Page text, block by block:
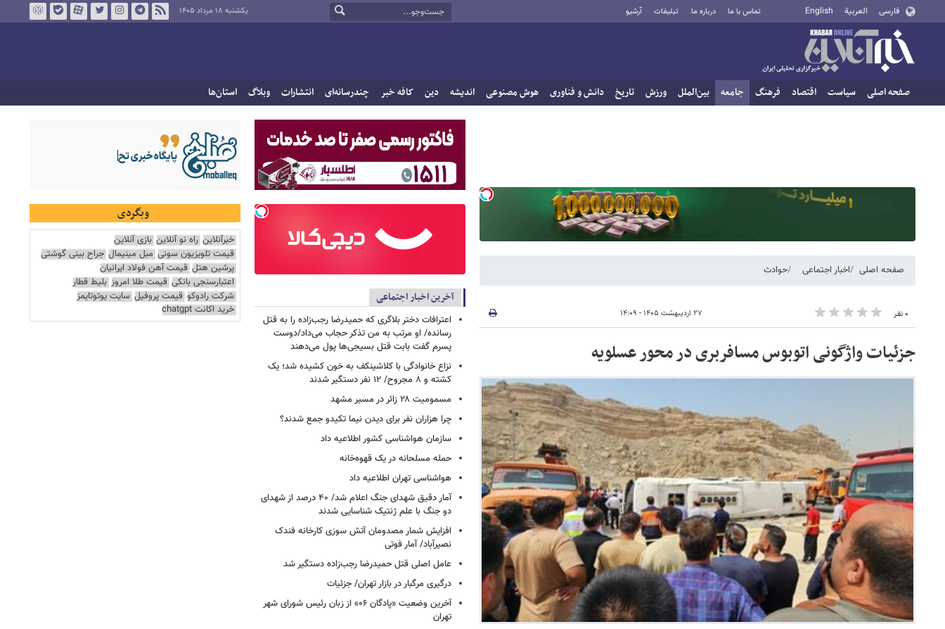
فارسی العربية English تماس با ما درباره ما تبلیغات آرشیو یکشنبه ۱۸ مرداد ۱۴۰۵
صفحه اصلی سیاست اقتصاد فرهنگ جامعه بین‌الملل ورزش تاریخ دانش و فناوری هوش مصنوعی اندیشه دین کافه خبر چندرسانه‌ای انتشارات وبلاگ استان‌ها
صفحه اصلی اخبار اجتماعی حوادث
۰ نفر ۲۷ اردیبهشت ۱۴۰۵ - ۱۴:۰۹
جزئیات واژگونی اتوبوس مسافربری در محور عسلویه
آخرین اخبار اجتماعی
اعترافات دختر بلاگری که حمیدرضا رجب‌زاده را به قتل
رسانده/ او مرتب به من تذکر حجاب می‌داد/دوست
پسرم گفت بابت قتل بسیجی‌ها پول می‌دهند
نزاع خانوادگی با کلاشینکف به خون کشیده شد؛ یک
کشته و ۸ مجروح/ ۱۲ نفر دستگیر شدند
مسمومیت ۲۸ زائر در مسیر مشهد
چرا هزاران نفر برای دیدن نیما تکیدو جمع شدند؟
سازمان هواشناسی کشور اطلاعیه داد
حمله مسلحانه در یک قهوه‌خانه
هواشناسی تهران اطلاعیه داد
آمار دقیق شهدای جنگ اعلام شد/ ۴۰ درصد از شهدای
دو جنگ با علم ژنتیک شناسایی شدند
افزایش شمار مصدومان آتش سوزی کارخانه فندک
نصیرآباد/ آمار فوتی
عامل اصلی قتل حمیدرضا رجب‌زاده دستگیر شد
درگیری مرگبار در بازار تهران/ جزئیات
آخرین وضعیت «پادگان ۰۶» از زبان رئیس شورای شهر
تهران
وبگردی
خبرآنلاین راه نو آنلاین بازی آنلاین
قیمت تلویزیون سونی مبل مینیمال جراح بینی گوشتی
پرشین هتل قیمت آهن فولاد ایرانیان
اعتبارسنجی بانکی قیمت طلا امروز بلیط قطار
شرکت رادوکو قیمت پروفیل سایت یوتوتایمز
خرید اکانت chatgpt